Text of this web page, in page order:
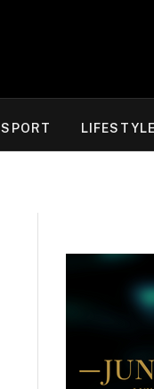
SPORT LIFESTYLE